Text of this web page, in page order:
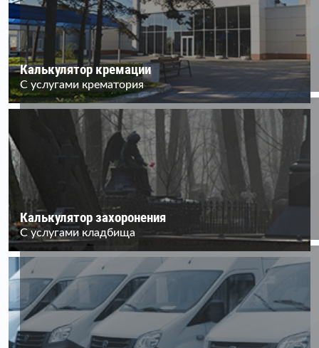
Калькулятор кремации
С услугами крематория
Калькулятор захоронения
С услугами кладбища